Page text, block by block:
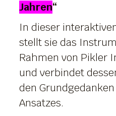
Jahren“
In dieser
stellt sie das
Rahmen von Pikler
und verbindet
den
Ansatzes.